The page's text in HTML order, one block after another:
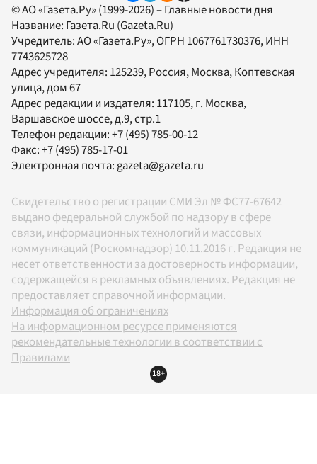
© АО «Газета.Ру» (1999-2026) – Главные новости дня
Название: Газета.Ru (Gazeta.Ru)
Учредитель:АО «Газета.Ру», ОГРН 1067761730376, ИНН
7743625728
Адрес учредителя: 125239, Россия, Москва, Коптевская
улица, дом 67
Адрес редакции и издателя: 117105, г. Москва,
Варшавское шоссе, д.9, стр.1
Телефон редакции:+7 (495) 785-00-12
Факс:+7 (495) 785-17-01
Электронная почта:gazeta@gazeta.ru
Свидетельство о регистрации СМИ Эл № ФС77-67642
выдано федеральной службой по надзору в сфере
связи, информационных технологий и массовых
коммуникаций (Роскомнадзор) 10.11.2016 г. Редакция не
несет ответственности за достоверность информации,
содержащейся в рекламных объявлениях. Редакция не
предоставляет справочной информации.
Информация об ограничениях
На информационном ресурсе применяются
рекомендательные технологии в соответствии с
Правилами
18+